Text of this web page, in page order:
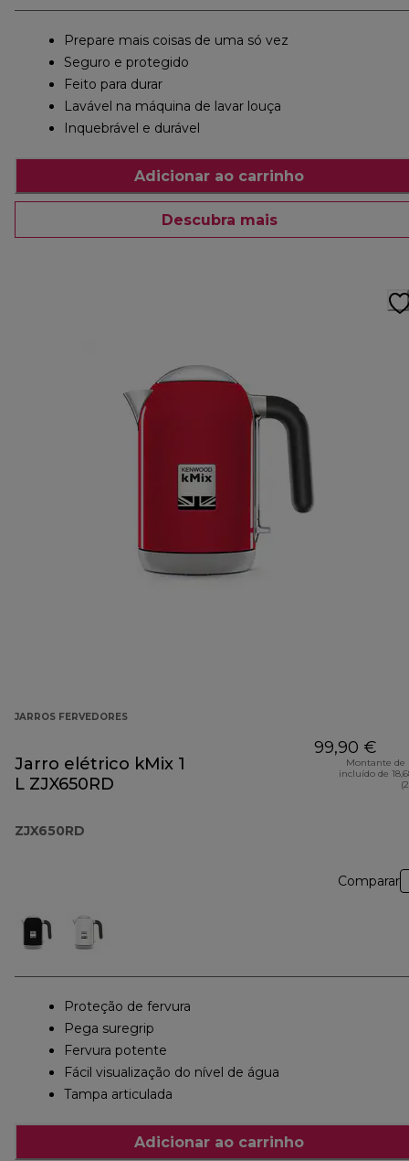
Prepare mais coisas de uma só vez
Seguro e protegido
Feito para durar
Lavável na máquina de lavar louça
Inquebrável e durável
Adicionar ao carrinho
Descubra mais
JARROS FERVEDORES
Jarro elétrico kMix 1
L ZJX650RD
ZJX650RD
99,90 €
Montante de
incluído de
Comparar
Proteção de fervura
Pega suregrip
Fervura potente
Fácil visualização do nível de água
Tampa articulada
Adicionar ao carrinho